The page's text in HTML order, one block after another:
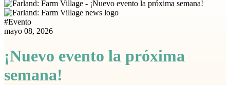
#Evento
mayo 08, 2026
¡Nuevo evento la próxima
semana!